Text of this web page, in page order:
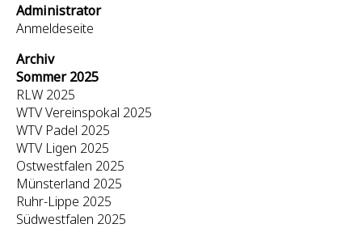
Administrator
Anmeldeseite
Archiv
Sommer 2025
RLW 2025
WTV Vereinspokal 2025
WTV Padel 2025
WTV Ligen 2025
Ostwestfalen 2025
Münsterland 2025
Ruhr-Lippe 2025
Südwestfalen 2025